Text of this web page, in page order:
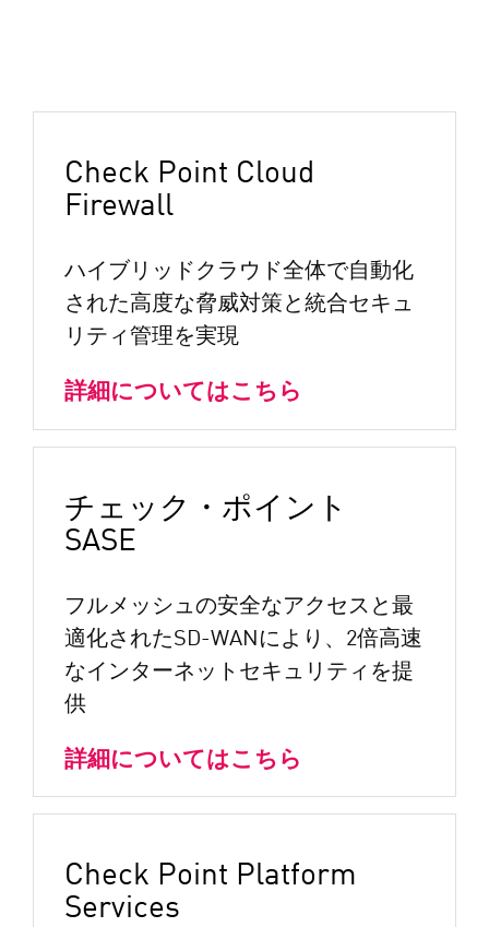
Check Point Cloud
Firewall
ハイブリッドクラウド全体で自動化
された高度な脅威対策と統合セキュ
リティ管理を実現
詳細についてはこちら
チェック・ポイント
SASE
フルメッシュの安全なアクセスと最
適化されたSD-WANにより、2倍高速
なインターネットセキュリティを提
供
詳細についてはこちら
Check Point Platform
Services